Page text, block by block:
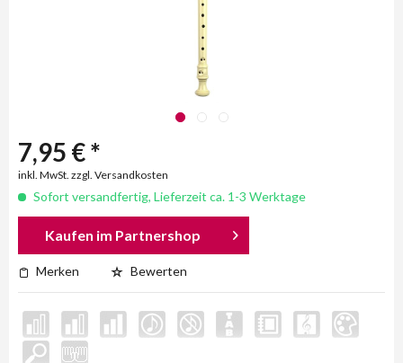
7,95 € *
inkl. MwSt. zzgl. Versandkosten
Sofort versandfertig, Lieferzeit ca. 1-3 Werktage
Kaufen im Partnershop
Merken Bewerten